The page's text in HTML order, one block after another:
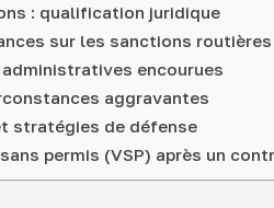
: qualification juridique
sur les sanctions routières
encourues
aggravantes
stratégies de défense
permis (VSP) après un